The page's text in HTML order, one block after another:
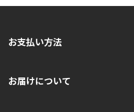
お支払い方法
いいただくことはできません。ご了承く
お届けについて